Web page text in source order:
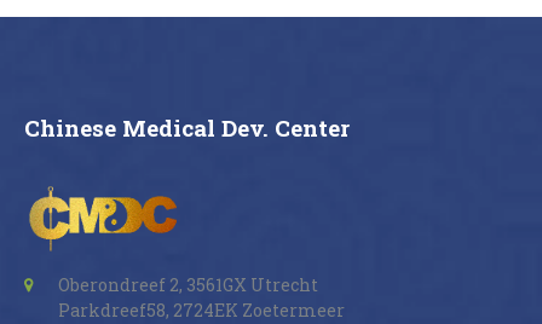
Chinese Medical Dev. Center
Oberondreef 2, 3561GX Utrecht
Parkdreef58, 2724EK Zoetermeer